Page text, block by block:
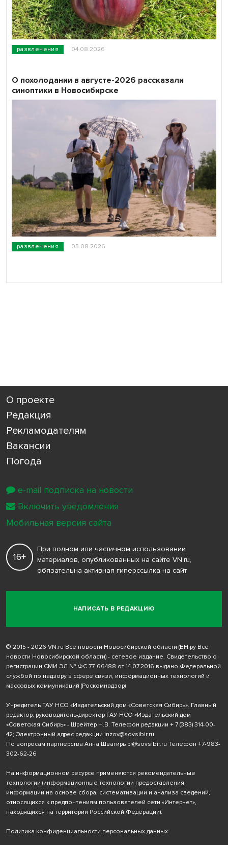
развлечения 04.08.2026
развлечения 05.08.2026
О похолодании в августе-2026 рассказали
синоптики в Новосибирске
О проекте
Редакция
Рекламодателям
Вакансии
Погода
НАПИСАТЬ В РЕДАКЦИЮ
16+
При полном или частичном использовании
материалов, опубликованных на сайте VN.ru,
обязательна активная гиперссылка на сайт
© 2015 - 2026 VN.ru Все новости Новосибирской области (ВН.ру Все
новости Новосибирской области) - сетевое издание. Свидетельство о
регистрации СМИ ЭЛ № ФС 77-66488 от 14.07.2016 выдано Федеральной
службой по надзору в сфере связи, информационных технологий и
массовых коммуникаций (Роскомнадзор)
Учредитель ГАУ НСО «Издательский дом «Советская Сибирь». Главный
редактор, руководитель-директор ГАУ НСО «Издательский дом
«Советская Сибирь» - Шрейтер Н.В. Телефон редакции + 7 (383) 314-00-
42; Электронный адрес редакции inzov@sovsibir.ru
По вопросам партнерства Анна Швагирь pr@sovsibir.ru Телефон +7-983-
302-62-26
На информационном ресурсе применяются рекомендательные
технологии (информационные технологии предоставления
информации на основе сбора, систематизации и анализа сведений,
относящихся к предпочтениям пользователей сети «Интернет»,
находящихся на территории Российской Федерации).
Политика конфиденциальности персональных данных
e-mail подписка на новости
Включить уведомления
Мобильная версия сайта